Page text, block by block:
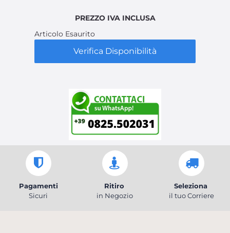
PREZZO IVA INCLUSA
Articolo Esaurito
Verifica Disponibilità
Pagamenti
Sicuri
Ritiro
in Negozio
Seleziona
il tuo Corriere